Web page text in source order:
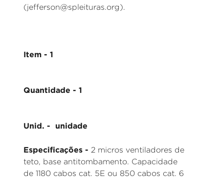
(jefferson@spleituras.org).
Item - 1
Quantidade - 1
Unid. - unidade
Especificações - 2 micros ventiladores de
teto, base antitombamento. Capacidade
de 1180 cabos cat. 5E ou 850 cabos cat. 6